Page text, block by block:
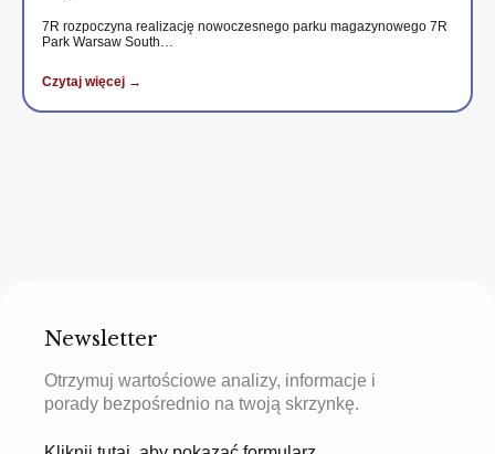
7R rozpoczyna realizację nowoczesnego parku magazynowego 7R
Park Warsaw South…
Czytaj więcej →
Newsletter
Otrzymuj wartościowe analizy, informacje i
porady bezpośrednio na twoją skrzynkę.